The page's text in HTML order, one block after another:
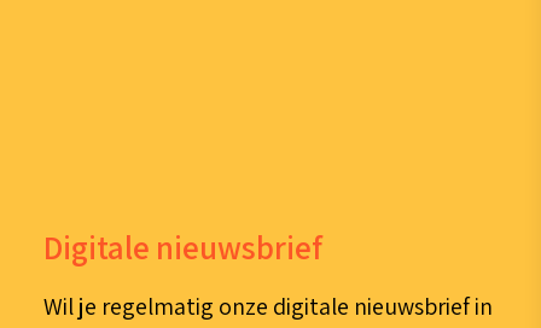
Digitale nieuwsbrief
Wil je regelmatig onze digitale nieuwsbrief in